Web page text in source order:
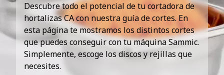
Descubre todo el potencial de tu cortadora de
hortalizas CA con nuestra guía de cortes. En
esta página te mostramos los distintos cortes
que puedes conseguir con tu máquina Sammic.
Simplemente, escoge los discos y rejillas que
necesites.